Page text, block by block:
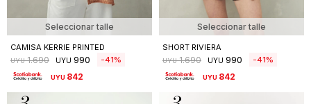
Seleccionar talle
CAMISA KERRIE PRINTED
UYU 1.690 UYU 990 41
UYU 842
Seleccionar talle
SHORT RIVIERA
UYU 1.690 UYU 990 41
UYU 842